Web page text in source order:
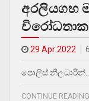
අරලියගහ
29 Apr 2022
පොලිස් නිලධාරින්…
CONTINUE READING